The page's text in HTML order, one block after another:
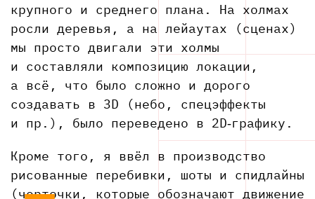
крупного и среднего плана. На холмах
росли деревья, а на лейаутах (сценах)
мы просто двигали эти холмы
и составляли композицию локации,
а всё, что было сложно и дорого
создавать в 3D (небо, спецэффекты
и пр.), было переведено в 2D‑графику.
Кроме того, я ввёл в производство
рисованные перебивки, шоты и спидлайны
(черточки, которые обозначают движение